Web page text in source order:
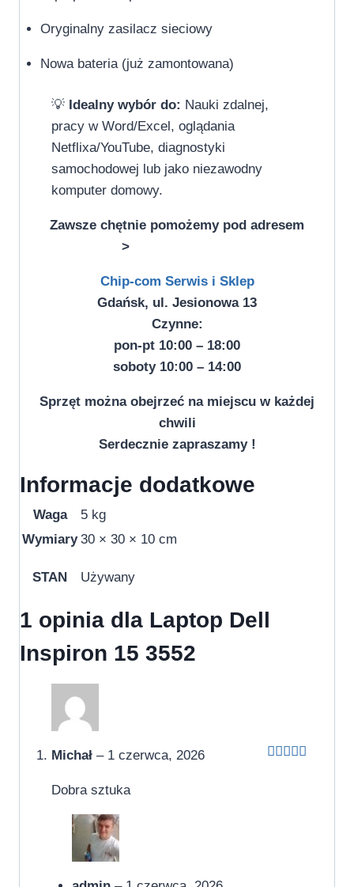
Oryginalny zasilacz sieciowy
Nowa bateria (już zamontowana)
💡 Idealny wybór do: Nauki zdalnej,
pracy w Word/Excel, oglądania
Netflixa/YouTube, diagnostyki
samochodowej lub jako niezawodny
komputer domowy.
Zawsze chętnie pomożemy pod adresem
>
Chip-com Serwis i Sklep
Gdańsk, ul. Jesionowa 13
Czynne:
pon-pt 10:00 – 18:00
soboty 10:00 – 14:00
Sprzęt można obejrzeć na miejscu w każdej
chwili
Serdecznie zapraszamy !
Informacje dodatkowe
Waga
5 kg
Wymiary 30 × 30 × 10 cm
STAN Używany
1 opinia dla Laptop Dell
Inspiron 15 3552
Michał – 1 czerwca, 2026
Dobra sztuka